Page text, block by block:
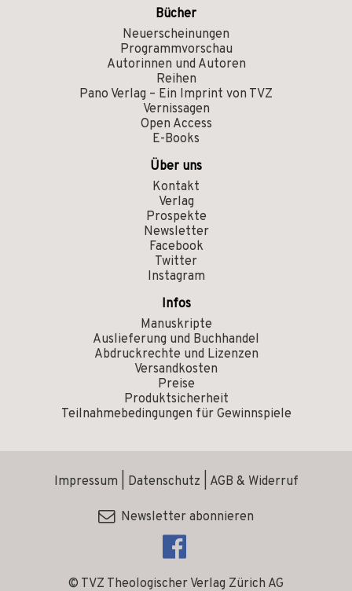
Bücher
Neuerscheinungen
Programmvorschau
Autorinnen und Autoren
Reihen
Pano Verlag – Ein Imprint von TVZ
Vernissagen
Open Access
E-Books
Über uns
Kontakt
Verlag
Prospekte
Newsletter
Facebook
Twitter
Instagram
Infos
Manuskripte
Auslieferung und Buchhandel
Abdruckrechte und Lizenzen
Versandkosten
Preise
Produktsicherheit
Teilnahmebedingungen für Gewinnspiele
© TVZ Theologischer Verlag Zürich AG
Impressum Datenschutz AGB & Widerruf
Newsletter abonnieren